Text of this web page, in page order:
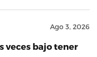
Ago 3, 2026
veces bajo tener